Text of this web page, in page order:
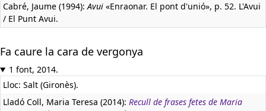
Cabré, Jaume (1994):Avui «Enraonar. El pont d'unió», p. 52. L'Avui
/ El Punt Avui.
Fa caure la cara de vergonya
1 font, 2014.
Lloc: Salt (Gironès).
Lladó Coll, Maria Teresa (2014): Recull de frases fetes de Maria